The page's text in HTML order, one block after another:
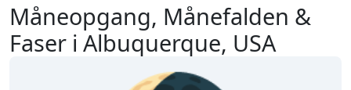
Måneopgang, Månefalden &
Faser i Albuquerque, USA